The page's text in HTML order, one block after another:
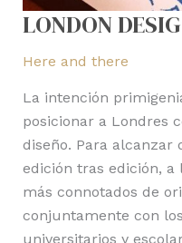
LONDON
Here and there
La intención
posicionar a Londres
diseño. Para alcanzar
edición tras edición, a
más connotados de
conjuntamente con
universitarios y